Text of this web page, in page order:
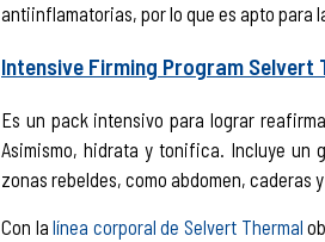
antiinflamatorias, por lo que es apto para
Intensive Firming Program Selvert
Es un pack intensivo para lograr
Asimismo, hidrata y tonifica. Incluye un
zonas rebeldes, como abdomen, caderas y
Con lalínea corporal de Selvert Thermal